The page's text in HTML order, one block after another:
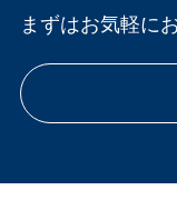
か、また各技術
どを話しました
た、内定者の皆
た！ リモート越
´꒳`*ﾉﾉﾞ そして
章受章としてN
長からは、ヨド
に興味を持って
に参加してくだ
まずはお気軽に